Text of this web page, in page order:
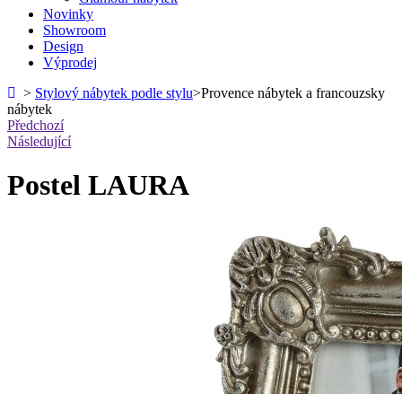
Novinky
Showroom
Design
Výprodej
> Stylový nábytek podle stylu>Provence nábytek a francouzsky
nábytek
Předchozí
Následující
Postel LAURA